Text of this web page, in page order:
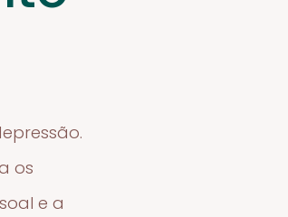
os
e a